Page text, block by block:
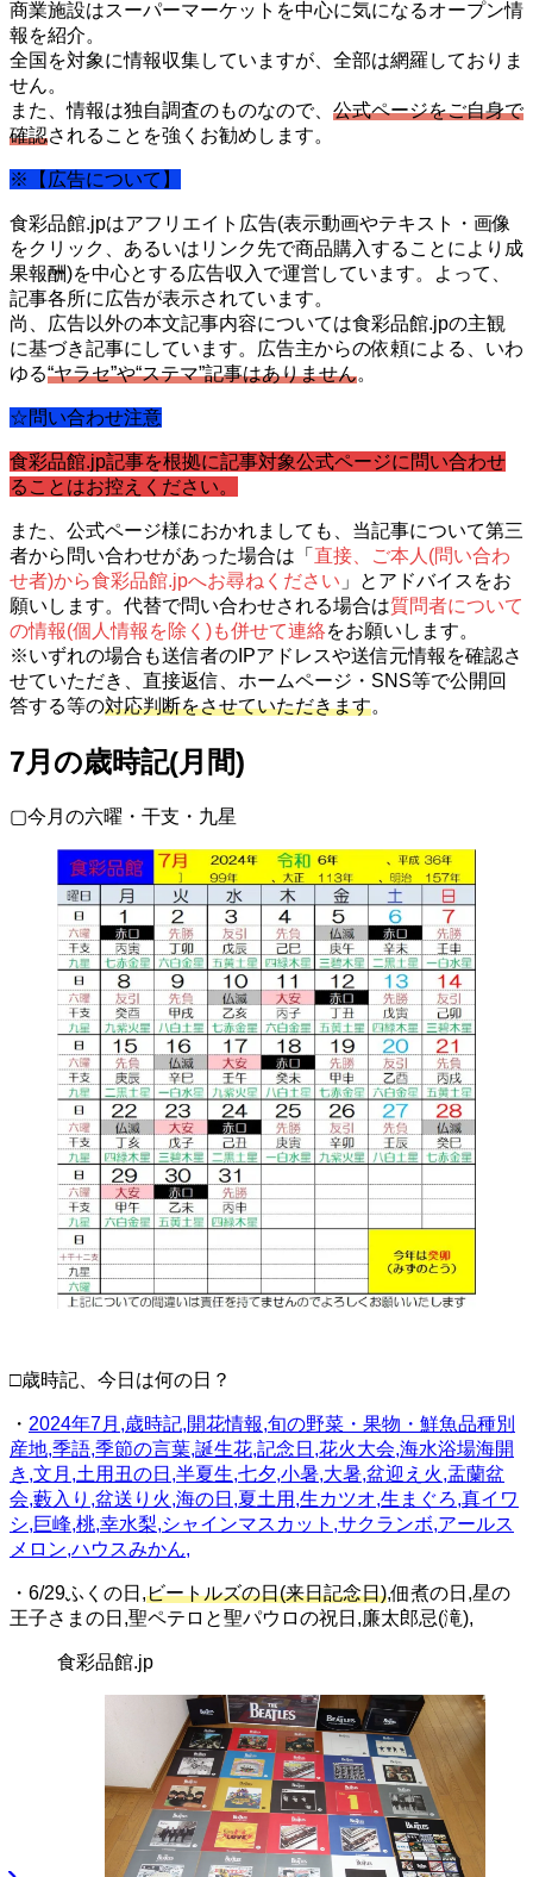
商業施設はスーパーマーケットを中心に気になるオープン情
報を紹介。
全国を対象に情報収集していますが、全部は網羅しておりま
せん。
また、情報は独自調査のものなので、 公式ページをご自身で
確認されることを強くお勧めします。
※【広告について】
食彩品館.jpはアフリエイト広告(表示動画やテキスト・画像
をクリック、あるいはリンク先で商品購入することにより成
果報酬)を中心とする広告収入で運営しています。よって、
記事各所に広告が表示されています。
尚、広告以外の本文記事内容については食彩品館.jpの主観
に基づき記事にしています。広告主からの依頼による、いわ
ゆる“ヤラセ”や“ステマ”記事はありません。
☆問い合わせ注意
食彩品館.jp記事を根拠に記事対象公式ページに問い合わせ
ることはお控えください。
また、公式ページ様におかれましても、当記事について第三
者から問い合わせがあった場合は「 直接、ご本人(問い合わ
せ者)から食彩品館.jpへお尋ねください 」とアドバイスをお
願いします。代替で問い合わせされる場合は質問者について
の情報(個人情報を除く)も併せて連絡をお願いします。
※いずれの場合も送信者のIPアドレスや送信元情報を確認さ
せていただき、直接返信、ホームページ・SNS等で公開回
答する等の対応判断をさせていただきます。
7月の歳時記(月間)
▢今月の六曜・干支・九星
□歳時記、今日は何の日？
・ 2024年7月,歳時記,開花情報,旬の野菜・果物・鮮魚品種別
産地,季語,季節の言葉,誕生花,記念日,花火大会,海水浴場海開
き,文月,土用丑の日,半夏生,七夕,小暑,大暑,盆迎え火,盂蘭盆
会,藪入り,盆送り火,海の日,夏土用,生カツオ,生まぐろ,真イワ
シ,巨峰,桃,幸水梨,シャインマスカット,サクランボ,アールス
メロン,ハウスみかん,
・6/29ふくの日,ビートルズの日(来日記念日),佃煮の日,星の
王子さまの日,聖ペテロと聖パウロの祝日,廉太郎忌(滝),
食彩品館.jp